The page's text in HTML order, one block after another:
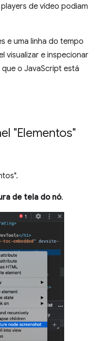
de vídeo podiam
e uma linha do tempo
visualizar e inspecionar
o JavaScript está
"Elementos"
de tela do nó.